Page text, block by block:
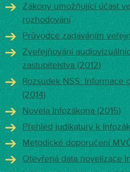
Zákony umožňující účast
rozhodování
Průvodce zadáváním
Zveřejňování
zastupitelstva (2012)
Rozsudek NSS: Informace
(2014)
Novela Infozákona (2015)
Přehled judikatury k
Metodické doporučení
Otevřená data novelizace